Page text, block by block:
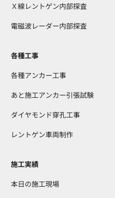
Ｘ線レントゲン内部探査
電磁波レーダー内部探査
各種工事
各種アンカー工事
あと施工アンカー引張試験
ダイヤモンド穿孔工事
レントゲン車両制作
施工実績
本日の施工現場